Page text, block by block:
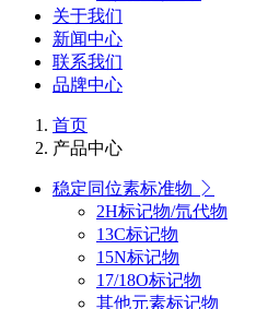
关于我们
新闻中心
联系我们
品牌中心
首页
产品中心
稳定同位素标准物
2H标记物/氘代物
13C标记物
15N标记物
17/18O标记物
其他元素标记物